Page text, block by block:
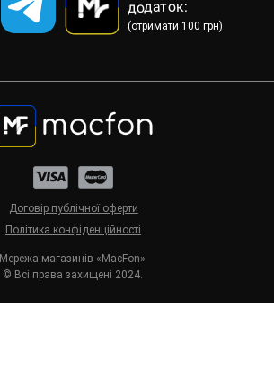
додаток:
(отримати 100 грн)
Мережа магазинів «MacFon»
© Всі права захищені 2024.
Політика конфіденційності
Договір публічної оферти